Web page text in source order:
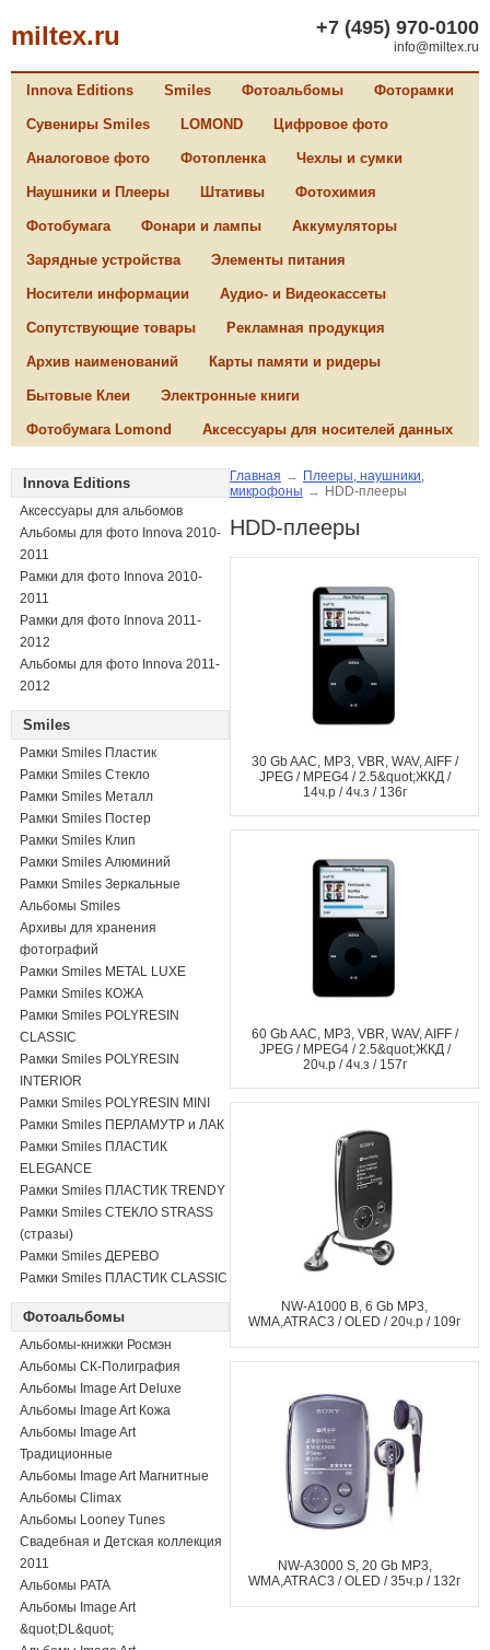
miltex.ru +7 (495) 970-0100
info@miltex.ru
Innova Editions Smiles Фотоальбомы Фоторамки
Сувениры Smiles LOMOND Цифровое фото
Аналоговое фото Фотопленка Чехлы и сумки
Наушники и Плееры Штативы Фотохимия
Фотобумага Фонари и лампы Аккумуляторы
Зарядные устройства Элементы питания
Носители информации Аудио- и Видеокассеты
Сопутствующие товары Рекламная продукция
Архив наименований Карты памяти и ридеры
Бытовые Клеи Электронные книги
Фотобумага Lomond Аксессуары для носителей данных
Innova Editions
Аксессуары для альбомов
Альбомы для фото Innova 2010-
2011
Рамки для фото Innova 2010-
2011
Рамки для фото Innova 2011-
2012
Альбомы для фото Innova 2011-
2012
Smiles
Рамки Smiles Пластик
Рамки Smiles Стекло
Рамки Smiles Металл
Рамки Smiles Постер
Рамки Smiles Клип
Рамки Smiles Алюминий
Рамки Smiles Зеркальные
Альбомы Smiles
Архивы для хранения
фотографий
Рамки Smiles METAL LUXE
Рамки Smiles КОЖА
Рамки Smiles POLYRESIN
CLASSIC
Рамки Smiles POLYRESIN
INTERIOR
Рамки Smiles POLYRESIN MINI
Рамки Smiles ПЕРЛАМУТР и ЛАК
Рамки Smiles ПЛАСТИК
ELEGANCE
Рамки Smiles ПЛАСТИК TRENDY
Рамки Smiles СТЕКЛО STRASS
(стразы)
Рамки Smiles ДЕРЕВО
Рамки Smiles ПЛАСТИК CLASSIC
Фотоальбомы
Альбомы-книжки Росмэн
Альбомы СК-Полиграфия
Альбомы Image Art Deluxe
Альбомы Image Art Кожа
Альбомы Image Art
Традиционные
Альбомы Image Art Магнитные
Альбомы Climax
Альбомы Looney Tunes
Свадебная и Детская коллекция
2011
Альбомы PATA
Альбомы Image Art
&quot;DL&quot;
Главная → Плееры, наушники,
микрофоны → HDD-плееры
HDD-плееры
30 Gb AAC, MP3, VBR, WAV, AIFF /
JPEG / MPEG4 / 2.5&quot;ЖКД /
14ч.р / 4ч.з / 136г
60 Gb AAC, MP3, VBR, WAV, AIFF /
JPEG / MPEG4 / 2.5&quot;ЖКД /
20ч.р / 4ч.з / 157г
NW-A1000 B, 6 Gb MP3,
WMA,ATRAC3 / OLED / 20ч.р / 109г
NW-A3000 S, 20 Gb MP3,
WMA,ATRAC3 / OLED / 35ч.р / 132г